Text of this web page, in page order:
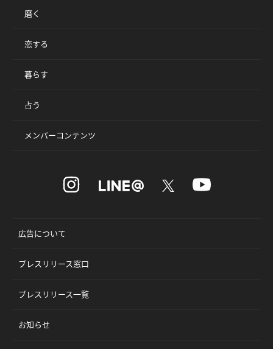
磨く
恋する
暮らす
占う
メンバーコンテンツ
広告について
プレスリリース窓口
プレスリリース一覧
お知らせ